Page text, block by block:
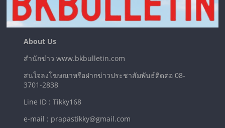
About Us
สำนักข่าว www.bkbulletin.com
สนใจลงโฆษณาหรือฝากข่าวประชาสัมพันธ์ติดต่อ 08-
3701-2838
Line ID : Tikky168
e-mail : prapastikky@gmail.com